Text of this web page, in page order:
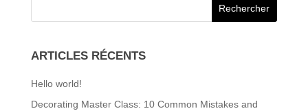
ARTICLES RÉCENTS
Hello world!
Decorating Master Class: 10 Common Mistakes and